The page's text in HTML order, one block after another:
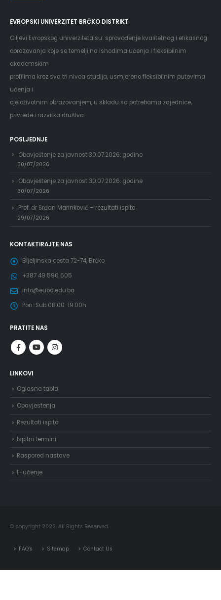
EVROPSKI UNIVERZITET BRČKO DISTRIKT
Ciljevi Evropskog univerziteta su: sprovođenje kvalitetnog i efikasnog
obrazovanja koje se temelji na ishodima učenja i fleksibilnim
akademskim
profilima kroz sva tri nivoa studija, usmjereno fleksibilnim putevima
učenja i
cjeloživotnim obrazovanjem, u skladu sa potrebama zajednice,
privrede i razvitka društva.
POSLJEDNJE
Obavještenje za javnost 30.07.2026. godine
30/07/2026
Obavještenje za javnost 30.07.2026. godine
30/07/2026
Prof. dr Srđan Marinković – rezultati ispita
29/07/2026
KONTAKTIRAJTE NAS
Bijeljinska cesta 72-74, Brčko
+387 49 590 605
info@eubd.edu.ba
Pon-Sub 08.00-19.00h
PRATITE NAS
LINKOVI
Oglasna tabla
Obavjestenja
Rezultati ispita
Ispitni termini
Raspored nastave
E-učenje
© copyright 2022. All Rights Reserved.
FAQ’s Sitemap Contact Us